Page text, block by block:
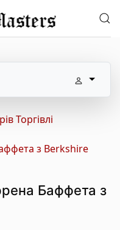
Торгівлі
з Berkshire
Баффета з